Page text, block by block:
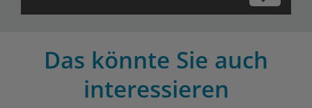
Das könnte Sie auch
interessieren